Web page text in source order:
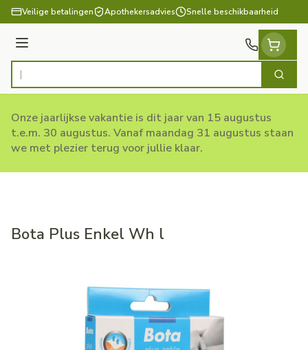
Ga naar de inhoud
Veilige betalingen Apothekersadvies Snelle beschikbaarheid
Menu
Product, merk, categorie... Zoek
Onze jaarlijkse vakantie is dit jaar van 15 augustus
t.e.m. 30 augustus. Vanaf maandag 31 augustus staan
we met plezier terug voor jullie klaar.
Bota Plus Enkel Wh l